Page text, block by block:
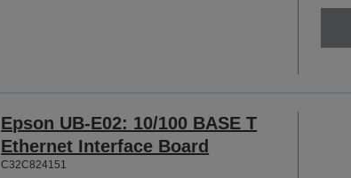
Epson UB-E02: 10/100 BASE T
Ethernet Interface Board
C32C824151